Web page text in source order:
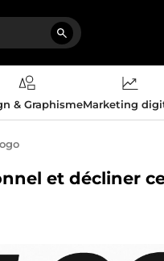
& GraphismeMarketing
et décliner